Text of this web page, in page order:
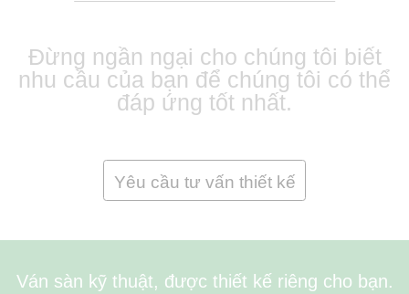
Đừng ngần ngại cho chúng tôi biết
nhu cầu của bạn để chúng tôi có thể
đáp ứng tốt nhất.
Yêu cầu tư vấn thiết kế
Ván sàn kỹ thuật, được thiết kế riêng cho bạn.